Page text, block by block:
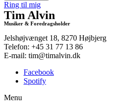
Ring til mig
Tim Alvin
Musiker & Foredragsholder
Jelshøjvænget 18, 8270 Højbjerg
Telefon: +45 31 77 13 86
E-mail: tim@timalvin.dk
Facebook
Spotify
Menu